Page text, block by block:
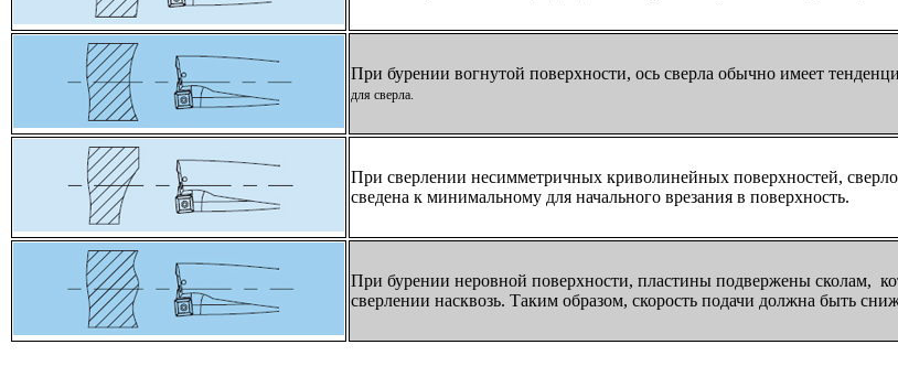
При бурении вогнутой поверхности, ось сверла обычно имеет
для сверла.
При сверлении несимметричных криволинейных поверхностей,
сведена к минимальному для начального врезания в поверхность.
При бурении неровной поверхности, пластины подвержены сколам,
сверлении насквозь. Таким образом, скорость подачи должна быть